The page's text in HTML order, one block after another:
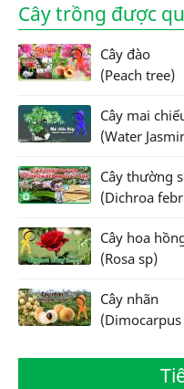
Cây trồng được
Cây đào
(Peach tree)
Cây mai
(Water
Cây thường
(Dichroa
Cây hoa
(Rosa sp)
Cây nhãn